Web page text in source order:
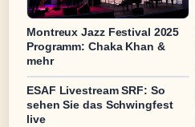
Montreux Jazz Festival 2025
Programm: Chaka Khan &
mehr
ESAF Livestream SRF: So
sehen Sie das Schwingfest
live